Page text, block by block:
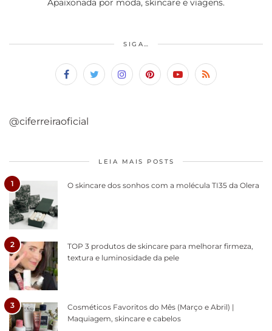
Apaixonada por moda, skincare e viagens.
SIGA…
@ciferreiraoficial
LEIA MAIS POSTS
1 O skincare dos sonhos com a molécula TI35 da Olera
2
TOP 3 produtos de skincare para melhorar firmeza,
textura e luminosidade da pele
3
Cosméticos Favoritos do Mês (Março e Abril) |
Maquiagem, skincare e cabelos